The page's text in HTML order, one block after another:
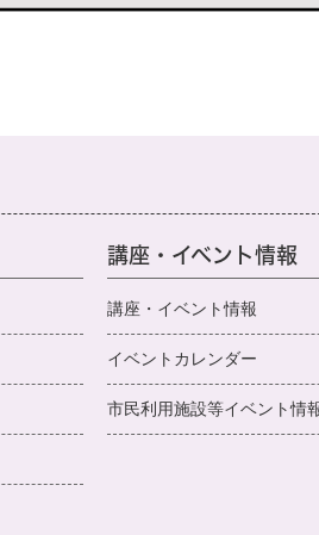
講座・イベント情報
講座・イベント情報
イベントカレンダー
市民利用施設等イベント情